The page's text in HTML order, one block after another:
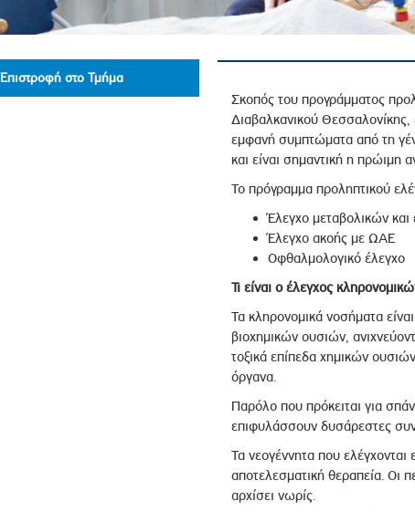
Πολιτική Προσλήψεων Προσωπικού, Στελεχών και
Πολιτικές Ασφάλειας Πληροφοριών
Πολιτική Ανθρώπινων Δικαιωμάτων
Επιτροπή Αποδοχών και Υποψηφιοτήτων
Κανονισμός Επιτροπής Αποδοχών - Υποψηφιοτήτων
Κανονισμός Λειτουργίας Επιτροπής Ελέγχου
Διεύθυνση Εσωτερικού Ελέγχου Κανονισμός Λειτουργίας
Έκθεσης Βιώσιμης Ανάπτυξης 2023
Έκθεση Βιώσιμης Ανάπτυξης 2024
Πολιτική Δέουσας Επιμέλειας Τρίτων Μερών
Πολιτική Αναγνώρισης Προστασίας και Προαγωγής των
Επιστροφή στο Τμήμα
Σκοπός του προγράμματος
Διαβαλκανικού
εμφανή συμπτώματα από τη
και είναι σημαντική η πρώιμη
Το πρόγραμμα προληπτικού
Έλεγχο μεταβολικών
Έλεγχο ακοής με ΩΑΕ
Οφθαλμολογικό έλεγχο
Τι είναι ο έλεγχος
Τα κληρονομικά νοσήματα
βιοχημικών ουσιών,
τοξικά επίπεδα χημικών
όργανα.
Παρόλο που πρόκειται για
επιφυλάσσουν δυσάρεστες
Τα νεογέννητα που
αποτελεσματική θεραπεία. Οι
αρχίσει νωρίς.